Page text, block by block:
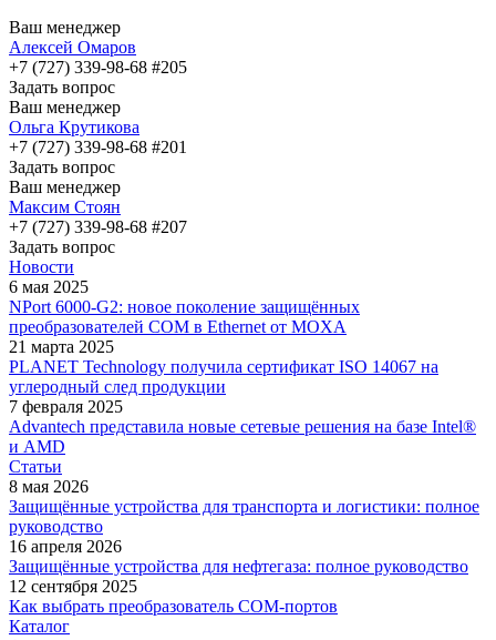
Ваш менеджер
Алексей Омаров
+7 (727) 339-98-68 #205
Задать вопрос
Ваш менеджер
Ольга Крутикова
+7 (727) 339-98-68 #201
Задать вопрос
Ваш менеджер
Максим Стоян
+7 (727) 339-98-68 #207
Задать вопрос
Новости
6 мая 2025
NPort 6000-G2: новое поколение защищённых
преобразователей COM в Ethernet от MOXA
21 марта 2025
PLANET Technology получила сертификат ISO 14067 на
углеродный след продукции
7 февраля 2025
Advantech представила новые сетевые решения на базе Intel®
и AMD
Статьи
8 мая 2026
Защищённые устройства для транспорта и логистики: полное
руководство
16 апреля 2026
Защищённые устройства для нефтегаза: полное руководство
12 сентября 2025
Как выбрать преобразователь COM-портов
Каталог